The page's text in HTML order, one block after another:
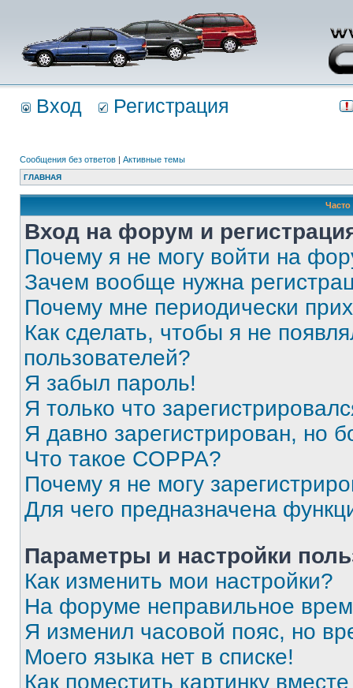
Вход Регистрация
Сообщения без ответов | Активные темы
ГЛАВНАЯ
Вход на форум и
Почему я не могу войти на
Зачем вообще нужна
Почему мне периодически
Как сделать, чтобы я не
пользователей?
Я забыл пароль!
Я только что
Я давно зарегистрирован, но
Что такое COPPA?
Почему я не могу
Для чего предназначена
Параметры и настройки
Как изменить мои настройки?
На форуме неправильное
Я изменил часовой пояс, но
Моего языка нет в списке!
Как поместить картинку